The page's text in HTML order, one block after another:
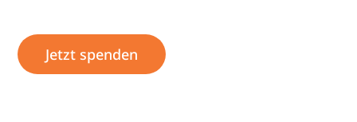
Jetzt spenden